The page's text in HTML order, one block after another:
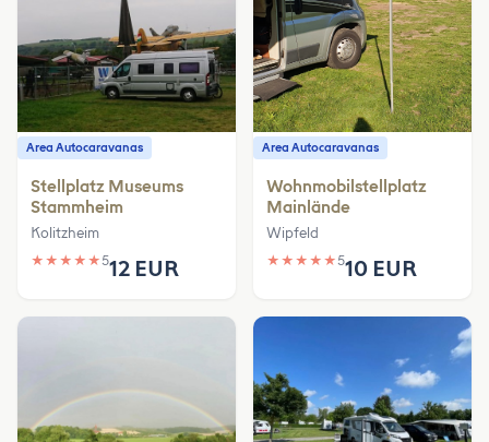
Area Autocaravanas
Stellplatz Museums
Stammheim
Kolitzheim
★ ★ ★ ★ ★512 EUR
Area Autocaravanas
Wohnmobilstellplatz
Mainlände
Wipfeld
★ ★ ★ ★ ★510 EUR